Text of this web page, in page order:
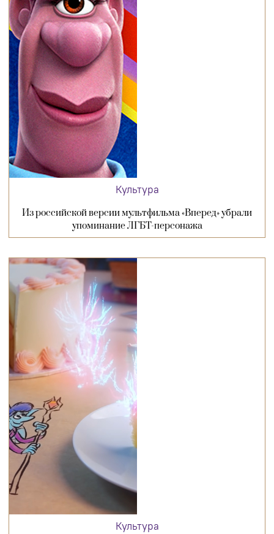
Культура
Из российской версии мультфильма «Вперед» убрали
упоминание ЛГБТ-персонажа
Культура